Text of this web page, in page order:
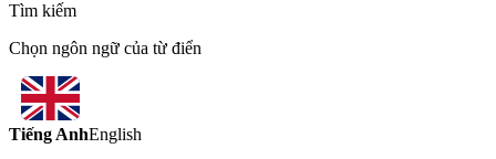
Tìm kiếm
Chọn ngôn ngữ của từ điển
Tiếng AnhEnglish